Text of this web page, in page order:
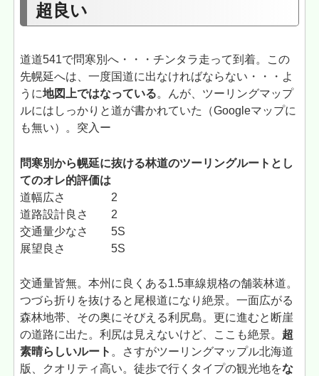
超良い
道道541で問寒別へ・・・チンタラ走って到着。この
先幌延へは、一度国道に出なければならない・・・よ
うに地図上ではなっている。んが、ツーリングマップ
ルにはしっかりと道が書かれていた（Googleマップに
も無い）。突入ー
問寒別から幌延に抜ける林道のツーリングルートとし
てのオレ的評価は
道幅広さ 2
道路設計良さ 2
交通量少なさ 5S
展望良さ 5S
交通量皆無。本州に良くある1.5車線規格の舗装林道。
つづら折りを抜けると尾根道になり絶景。一面広がる
森林地帯、その奥にそびえる利尻島。更に進むと断崖
の道路に出た。利尻は見えないけど、ここも絶景。 超
素晴らしいルート 。さすがツーリングマップル北海道
版、クオリティ高い。徒歩で行くタイプの観光地をな